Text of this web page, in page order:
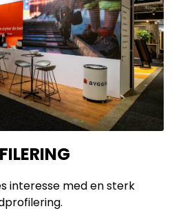
interesse med en sterk